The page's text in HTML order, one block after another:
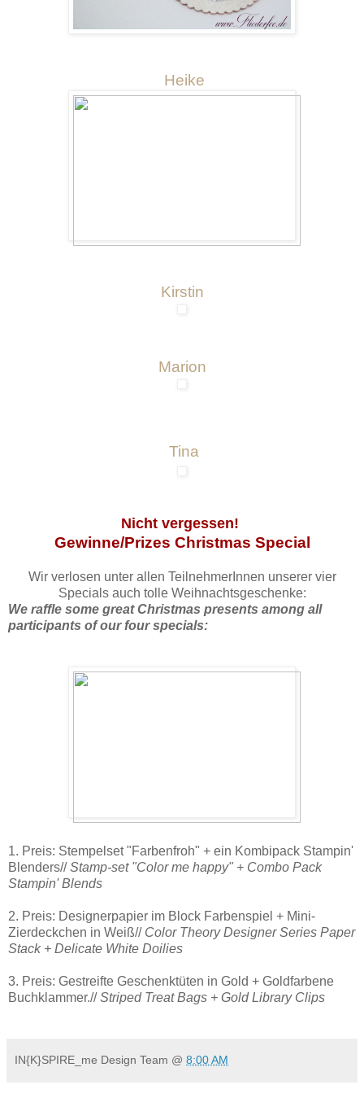
Heike
Kirstin
Marion
Tina
Nicht vergessen!
Gewinne/Prizes Christmas Special
Wir verlosen unter allen TeilnehmerInnen unserer vier
Specials auch tolle Weihnachtsgeschenke:
We raffle some great Christmas presents among all
participants of our four specials:
1. Preis: Stempelset "Farbenfroh" + ein Kombipack Stampin'
Blenders//Stamp-set "Color me happy" + Combo Pack
Stampin' Blends
2. Preis: Designerpapier im Block Farbenspiel + Mini-
Zierdeckchen in Weiß// Color Theory Designer Series Paper
Stack + Delicate White Doilies
3. Preis: Gestreifte Geschenktüten in Gold + Goldfarbene
Buchklammer.//Striped Treat Bags + Gold Library Clips
IN{K}SPIRE_me Design Team @ 8:00 AM